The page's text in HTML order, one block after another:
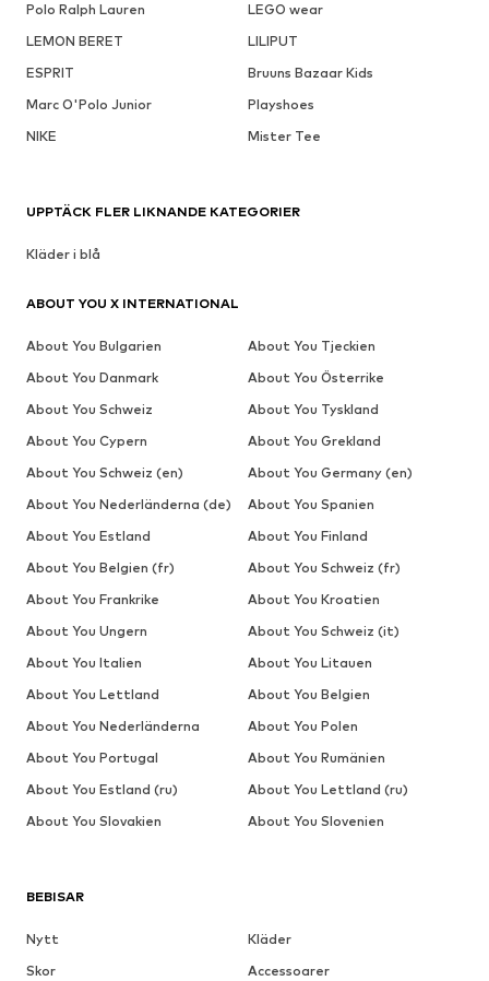
Polo Ralph Lauren
LEGO wear
LEMON BERET
LILIPUT
ESPRIT
Bruuns Bazaar Kids
Marc O'Polo Junior
Playshoes
NIKE
Mister Tee
BEBISAR
Nytt
Kläder
Skor
Accessoarer
UPPTÄCK FLER LIKNANDE KATEGORIER
Kläder i blå
ABOUT YOU X INTERNATIONAL
About You Bulgarien
About You Tjeckien
About You Danmark
About You Österrike
About You Schweiz
About You Tyskland
About You Cypern
About You Grekland
About You Schweiz (en)
About You Germany (en)
About You Nederländerna (de)
About You Spanien
About You Estland
About You Finland
About You Belgien (fr)
About You Schweiz (fr)
About You Frankrike
About You Kroatien
About You Ungern
About You Schweiz (it)
About You Italien
About You Litauen
About You Lettland
About You Belgien
About You Nederländerna
About You Polen
About You Portugal
About You Rumänien
About You Estland (ru)
About You Lettland (ru)
About You Slovakien
About You Slovenien